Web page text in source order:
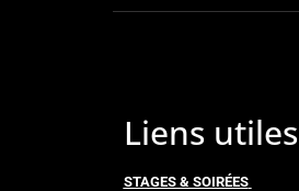
Liens utiles
STAGES & SOIRÉES